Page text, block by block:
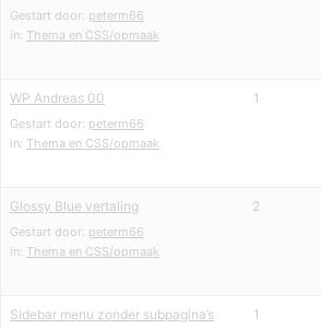
Gestart door: peterm66
in: Thema en CSS/opmaak
WP Andreas 00
Gestart door: peterm66
in: Thema en CSS/opmaak
1
Glossy Blue vertaling
Gestart door: peterm66
in: Thema en CSS/opmaak
2
Sidebar menu zonder subpagina’s 1